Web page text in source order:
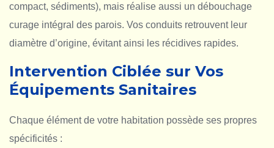
compact, sédiments), mais réalise aussi un débouchage
curage intégral des parois. Vos conduits retrouvent leur
diamètre d’origine, évitant ainsi les récidives rapides.
Intervention Ciblée sur Vos
Équipements Sanitaires
Chaque élément de votre habitation possède ses propres
spécificités :